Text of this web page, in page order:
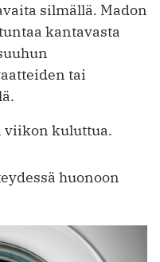
silmällä. Madon
kantavasta
tai
viikon kuluttua.
huonoon